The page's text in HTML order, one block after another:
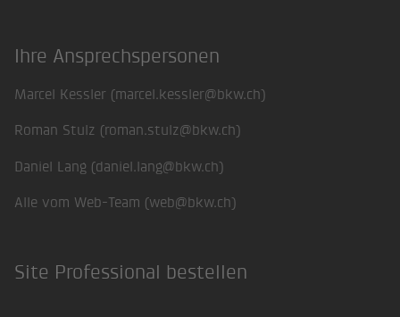
Ihre Ansprechspersonen
Marcel Kessler (marcel.kessler@bkw.ch)
Roman Stulz (roman.stulz@bkw.ch)
Daniel Lang (daniel.lang@bkw.ch)
Alle vom Web-Team (web@bkw.ch)
Site Professional bestellen